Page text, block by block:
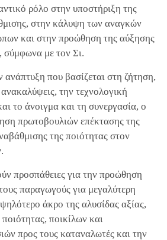
ρόλο στην υποστήριξη της
στην κάλυψη των αναγκών
και στην προώθηση της αύξησης
σύμφωνα με τον Σι.
ανάπτυξη που βασίζεται στη ζήτηση,
ανακαλύψεις, την τεχνολογική
το άνοιγμα και τη συνεργασία, ο
πρωτοβουλιών επέκτασης της
της ποιότητας στον
προσπάθειες για την προώθηση
παραγωγούς για μεγαλύτερη
άκρο της αλυσίδας αξίας,
ποικίλων και
προς τους καταναλωτές και την